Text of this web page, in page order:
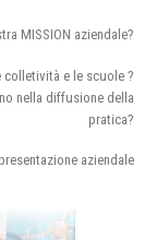
MISSION aziendale?
e le scuole ?
nella diffusione della
pratica?
aziendale